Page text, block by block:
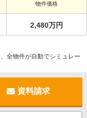
物件価格
2,480万円
全物件が自動でシミュレー
資料請求